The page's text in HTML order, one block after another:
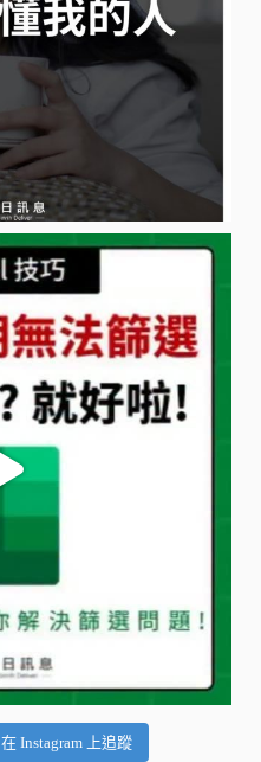
在 Instagram 上追蹤